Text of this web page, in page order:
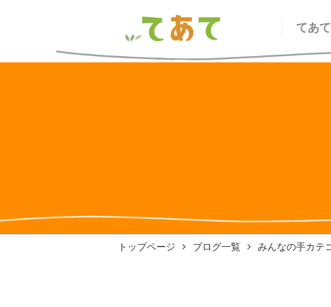
てあ
トップページ ブログ一覧 みんなの手カテ